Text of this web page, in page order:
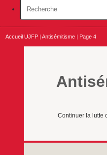
Accueil UJFP |Antisémitisme Page 4
Continuer la lutte